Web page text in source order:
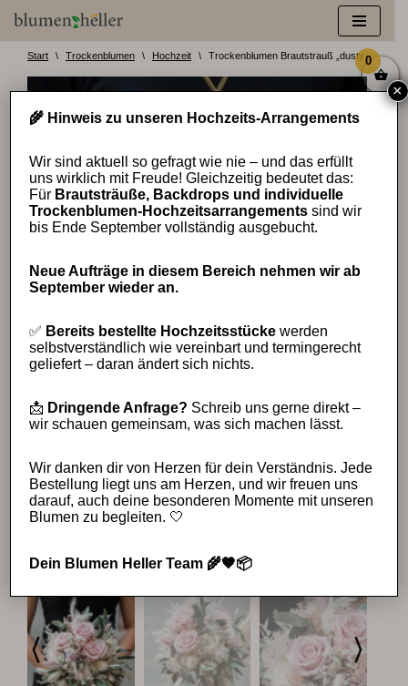
Zum
InhaltStart \ Trockenblumen \ Hochzeit \ Trockenblumen Brautstrauß „dusty rosé“
🌾 Hinweis zu unseren Hochzeits-Arrangements
Wir sind aktuell so gefragt wie nie – und das erfüllt
uns wirklich mit Freude! Gleichzeitig bedeutet das:
Für Brautsträuße, Backdrops und individuelle
Trockenblumen-Hochzeitsarrangements sind wir
bis Ende September vollständig ausgebucht.
Neue Aufträge in diesem Bereich nehmen wir ab
September wieder an.
✅ Bereits bestellte Hochzeitsstücke werden
selbstverständlich wie vereinbart und termingerecht
geliefert – daran ändert sich nichts.
📩 Dringende Anfrage? Schreib uns gerne direkt –
wir schauen gemeinsam, was sich machen lässt.
Wir danken dir von Herzen für dein Verständnis. Jede
Bestellung liegt uns am Herzen, und wir freuen uns
darauf, auch deine besonderen Momente mit unseren
Blumen zu begleiten. 🤍
Dein Blumen Heller Team 🌾🤎📦
×
0